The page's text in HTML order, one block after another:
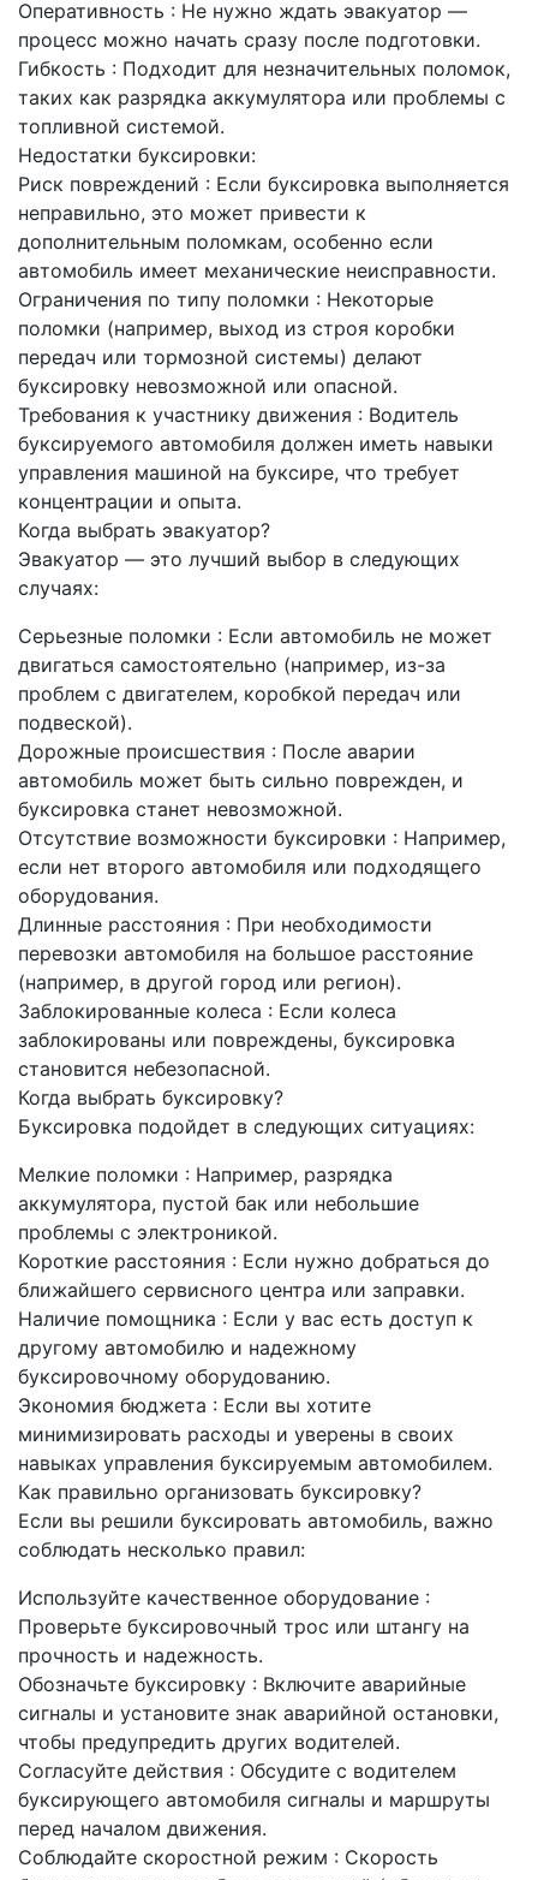
Оперативность : Не нужно ждать эвакуатор —
процесс можно начать сразу после подготовки.
Гибкость : Подходит для незначительных поломок,
таких как разрядка аккумулятора или проблемы с
топливной системой.
Недостатки буксировки:
Риск повреждений : Если буксировка выполняется
неправильно, это может привести к
дополнительным поломкам, особенно если
автомобиль имеет механические неисправности.
Ограничения по типу поломки : Некоторые
поломки (например, выход из строя коробки
передач или тормозной системы) делают
буксировку невозможной или опасной.
Требования к участнику движения : Водитель
буксируемого автомобиля должен иметь навыки
управления машиной на буксире, что требует
концентрации и опыта.
Когда выбрать эвакуатор?
Эвакуатор — это лучший выбор в следующих
случаях:
Серьезные поломки : Если автомобиль не может
двигаться самостоятельно (например, из-за
проблем с двигателем, коробкой передач или
подвеской).
Дорожные происшествия : После аварии
автомобиль может быть сильно поврежден, и
буксировка станет невозможной.
Отсутствие возможности буксировки : Например,
если нет второго автомобиля или подходящего
оборудования.
Длинные расстояния : При необходимости
перевозки автомобиля на большое расстояние
(например, в другой город или регион).
Заблокированные колеса : Если колеса
заблокированы или повреждены, буксировка
становится небезопасной.
Когда выбрать буксировку?
Буксировка подойдет в следующих ситуациях:
Мелкие поломки : Например, разрядка
аккумулятора, пустой бак или небольшие
проблемы с электроникой.
Короткие расстояния : Если нужно добраться до
ближайшего сервисного центра или заправки.
Наличие помощника : Если у вас есть доступ к
другому автомобилю и надежному
буксировочному оборудованию.
Экономия бюджета : Если вы хотите
минимизировать расходы и уверены в своих
навыках управления буксируемым автомобилем.
Как правильно организовать буксировку?
Если вы решили буксировать автомобиль, важно
соблюдать несколько правил:
Используйте качественное оборудование :
Проверьте буксировочный трос или штангу на
прочность и надежность.
Обозначьте буксировку : Включите аварийные
сигналы и установите знак аварийной остановки,
чтобы предупредить других водителей.
Согласуйте действия : Обсудите с водителем
буксирующего автомобиля сигналы и маршруты
перед началом движения.
Соблюдайте скоростной режим : Скорость